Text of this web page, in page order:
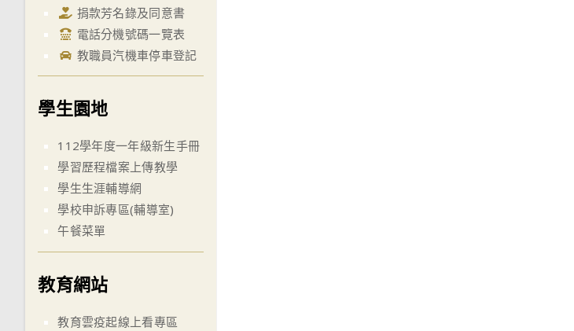
捐款芳名錄及同意書
電話分機號碼一覽表
教職員汽機車停車登記
學生園地
112學年度一年級新生手冊
學習歷程檔案上傳教學
學生生涯輔導網
學校申訴專區(輔導室)
午餐菜單
教育網站
教育雲疫起線上看專區